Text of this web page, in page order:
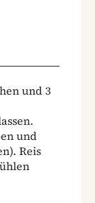
und 3
und
Reis